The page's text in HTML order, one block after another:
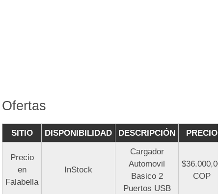
Ofertas
SITIO DISPONIBILIDAD DESCRIPCIÓN PRECIO
Precio
en
Falabella
InStock
Cargador
Automovil
Basico 2
Puertos USB
COP